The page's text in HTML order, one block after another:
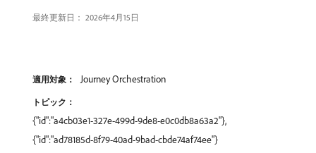
最終更新日： 2026年4月15日
適用対象： Journey Orchestration
トピック：
{"id":"a4cb03e1-327e-499d-9de8-e0c0db8a63a2"},
{"id":"ad78185d-8f79-40ad-9bad-cbde74af74ee"}